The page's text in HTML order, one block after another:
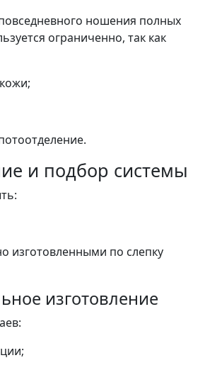
ношения полных
ограниченно, так как
и подбор системы
изготовленными по слепку
изготовление